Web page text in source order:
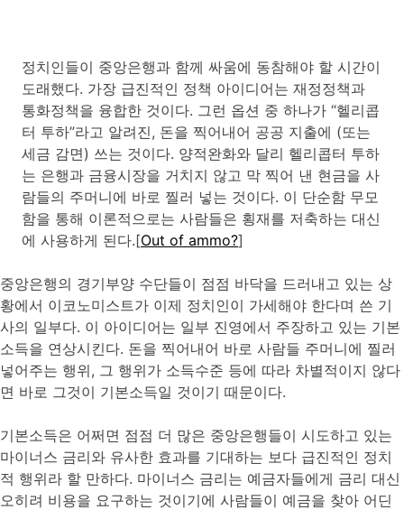
정치인들이 중앙은행과 함께 싸움에 동참해야 할 시간이
도래했다. 가장 급진적인 정책 아이디어는 재정정책과
통화정책을 융합한 것이다. 그런 옵션 중 하나가 “헬리콥
터 투하”라고 알려진, 돈을 찍어내어 공공 지출에 (또는
세금 감면) 쓰는 것이다. 양적완화와 달리 헬리콥터 투하
는 은행과 금융시장을 거치지 않고 막 찍어 낸 현금을 사
람들의 주머니에 바로 찔러 넣는 것이다. 이 단순함 무모
함을 통해 이론적으로는 사람들은 횡재를 저축하는 대신
에 사용하게 된다.[Out of ammo?]
중앙은행의 경기부양 수단들이 점점 바닥을 드러내고 있는 상
황에서 이코노미스트가 이제 정치인이 가세해야 한다며 쓴 기
사의 일부다. 이 아이디어는 일부 진영에서 주장하고 있는 기본
소득을 연상시킨다. 돈을 찍어내어 바로 사람들 주머니에 찔러
넣어주는 행위, 그 행위가 소득수준 등에 따라 차별적이지 않다
면 바로 그것이 기본소득일 것이기 때문이다.
기본소득은 어쩌면 점점 더 많은 중앙은행들이 시도하고 있는
마이너스 금리와 유사한 효과를 기대하는 보다 급진적인 정치
적 행위라 할 만하다. 마이너스 금리는 예금자들에게 금리 대신
오히려 비용을 요구하는 것이기에 사람들이 예금을 찾아 어딘